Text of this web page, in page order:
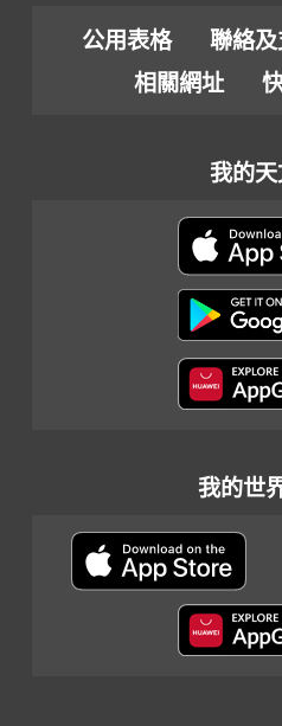
公用表格 聯絡及
相關網址
我的天
我的世